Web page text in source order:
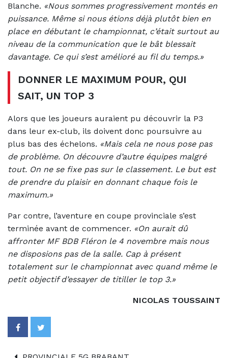
Blanche. «Nous sommes progressivement montés en
puissance. Même si nous étions déjà plutôt bien en
place en débutant le championnat, c’était surtout au
niveau de la communication que le bât blessait
davantage. Ce qui s’est amélioré au fil du temps.»
DONNER LE MAXIMUM POUR, QUI
SAIT, UN TOP 3
Alors que les joueurs auraient pu découvrir la P3
dans leur ex-club, ils doivent donc poursuivre au
plus bas des échelons. «Mais cela ne nous pose pas
de problème. On découvre d’autre équipes malgré
tout. On ne se fixe pas sur le classement. Le but est
de prendre du plaisir en donnant chaque fois le
maximum.»
Par contre, l’aventure en coupe provinciale s’est
terminée avant de commencer. «On aurait dû
affronter MF BDB Fléron le 4 novembre mais nous
ne disposions pas de la salle. Cap à présent
totalement sur le championnat avec quand même le
petit objectif d’essayer de titiller le top 3.»
NICOLAS TOUSSAINT